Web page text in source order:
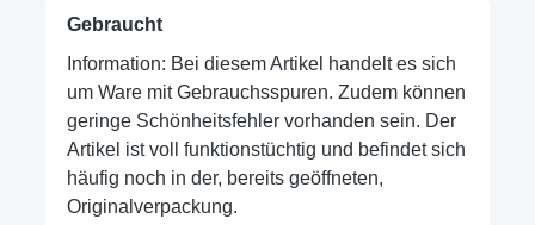
Gebraucht
Information: Bei diesem Artikel handelt es sich
um Ware mit Gebrauchsspuren. Zudem können
geringe Schönheitsfehler vorhanden sein. Der
Artikel ist voll funktionstüchtig und befindet sich
häufig noch in der, bereits geöffneten,
Originalverpackung.